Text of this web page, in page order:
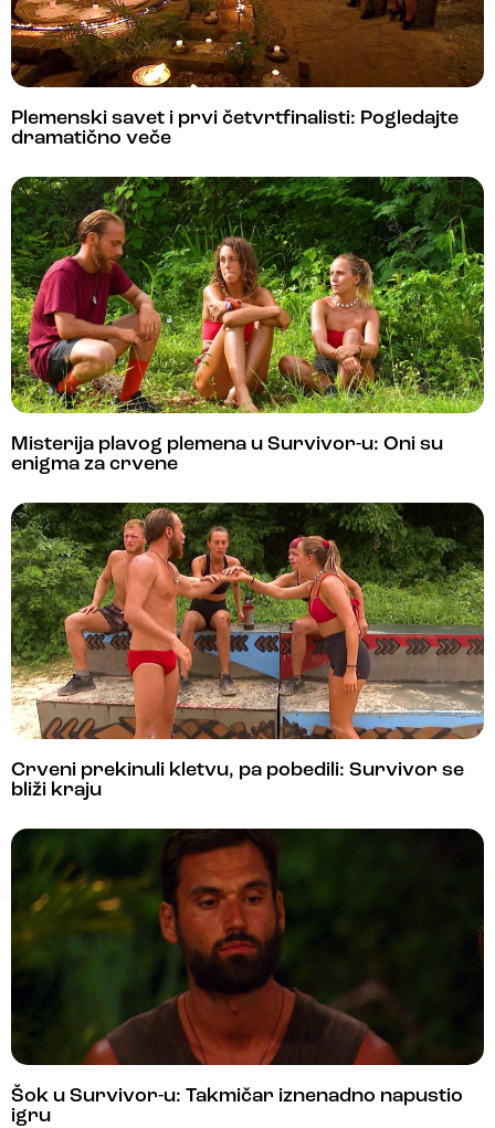
Plemenski savet i prvi četvrtfinalisti: Pogledajte
dramatično veče
Misterija plavog plemena u Survivor-u: Oni su
enigma za crvene
Crveni prekinuli kletvu, pa pobedili: Survivor se
bliži kraju
Šok u Survivor-u: Takmičar iznenadno napustio
igru